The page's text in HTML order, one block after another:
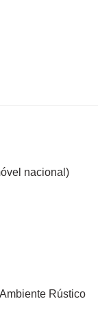
nacional )
Rústico